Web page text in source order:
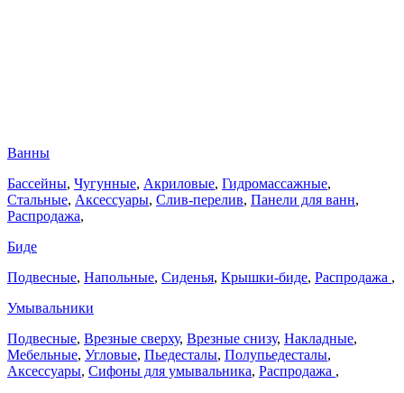
Ванны
Бассейны, Чугунные, Акриловые, Гидромассажные,
Стальные, Аксессуары, Слив-перелив, Панели для ванн,
Распродажа,
Биде
Подвесные, Напольные, Сиденья, Крышки-биде, Распродажа ,
Умывальники
Подвесные, Врезные сверху, Врезные снизу, Накладные,
Мебельные, Угловые, Пьедесталы, Полупьедесталы,
Аксессуары, Сифоны для умывальника, Распродажа ,